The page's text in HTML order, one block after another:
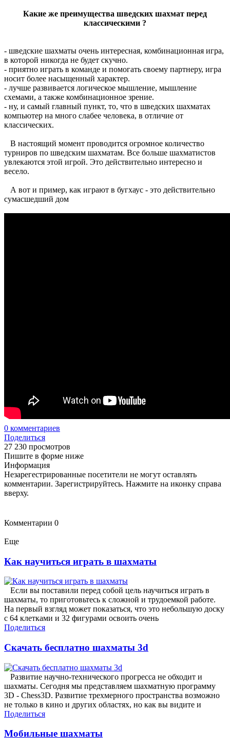
Какие же преимущества шведских шахмат перед
классическими ?
- шведские шахматы очень интересная, комбинационная игра,
в которой никогда не будет скучно.
- приятно играть в команде и помогать своему партнеру, игра
носит более насыщенный характер.
- лучше развивается логическое мышление, мышление
схемами, а также комбинационное зрение.
- ну, и самый главный пункт, то, что в шведских шахматах
компьютер на много слабее человека, в отличие от
классических.
В настоящий момент проводится огромное количество
турниров по шведским шахматам. Все больше шахматистов
увлекаются этой игрой. Это действительно интересно и
весело.
А вот и пример, как играют в бугхаус - это действительно
сумасшедший дом
0 комментариев
Поделиться
27 230 просмотров
Пишите в форме ниже
Информация
Незарегестрированные посетители не могут оставлять
комментарии. Зарегистрируйтесь. Нажмите на иконку справа
вверху.
Комментарии 0
Еще
Как научиться играть в шахматы
Если вы поставили перед собой цель научиться играть в
шахматы, то приготовьтесь к сложной и трудоемкой работе.
На первый взгляд может показаться, что это небольшую доску
с 64 клетками и 32 фигурами освоить очень
Поделиться
Скачать бесплатно шахматы 3d
Развитие научно-технического прогресса не обходит и
шахматы. Сегодня мы представляем шахматную программу
3D - Chess3D. Развитие трехмерного пространства возможно
не только в кино и других областях, но как вы видите и
Поделиться
Мобильные шахматы